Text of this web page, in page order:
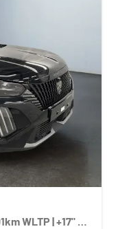
54kWh 156PS/115kW GT 2026, 401km WLTP | +17" ALU +360-Grad&RFK +Wärmepumpe +Adaptiver Tempomat +Apple CarPlay +SHZ +FULL-LED-Scheinwerfer +Getönte Scheiben